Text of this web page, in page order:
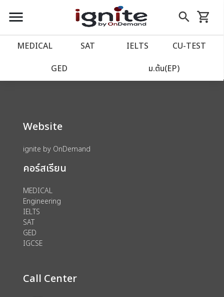
close
account_balance หน้าแรก
เว็บไซต์อิกไนท์
import_contacts วางแผนการเรียน
account_circle เข้าสู่ระบบ
assignment ลงทะเบียน
menu search
Skip
to
shopping_cart
รถเข็น
MEDICAL SAT IELTS CU‑TEST
GED ม.ต้น(EP)
We could not find anything for 80001466
Website
ignite by OnDemand
คอร์สเรียน
MEDICAL
Engineering
IELTS
SAT
GED
IGCSE
Call Center